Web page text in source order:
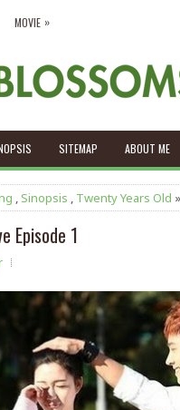
MOVIE »
SITEMAP ABOUT ME
, Sinopsis , Twenty Years Old
Episode 1